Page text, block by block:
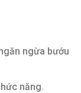
ngừa bướu
năng.